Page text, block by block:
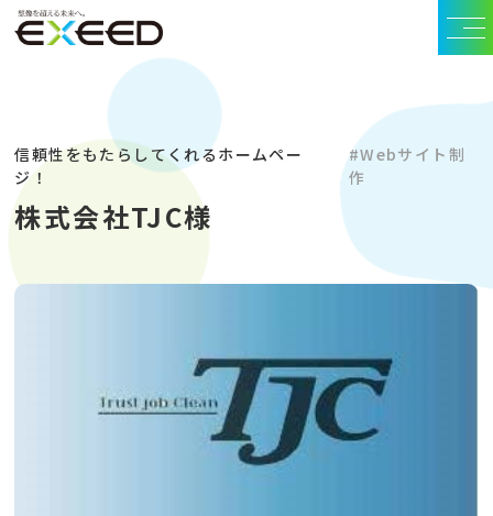
信頼性をもたらしてくれるホームペー
ジ！
#Webサイト制
作
株式会社TJC様